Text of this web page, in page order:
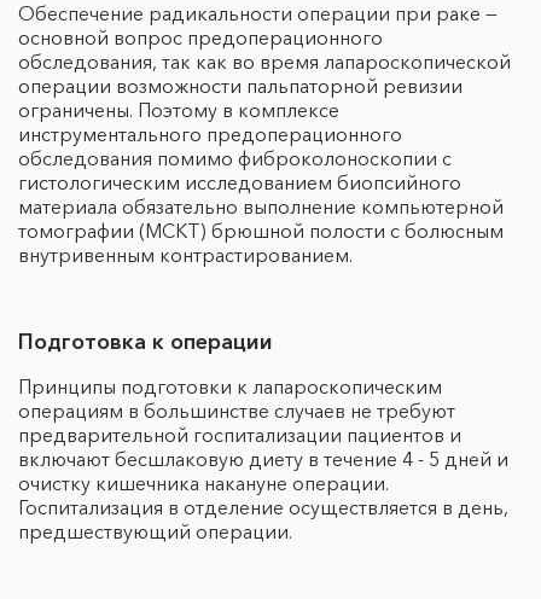
Обеспечение радикальности операции при раке —
основной вопрос предоперационного
обследования, так как во время лапароскопической
операции возможности пальпаторной ревизии
ограничены. Поэтому в комплексе
инструментального предоперационного
обследования помимо фиброколоноскопии с
гистологическим исследованием биопсийного
материала обязательно выполнение компьютерной
томографии (МСКТ) брюшной полости с болюсным
внутривенным контрастированием.
Подготовка к операции
Принципы подготовки к лапароскопическим
операциям в большинстве случаев не требуют
предварительной госпитализации пациентов и
включают бесшлаковую диету в течение 4 - 5 дней и
очистку кишечника накануне операции.
Госпитализация в отделение осуществляется в день,
предшествующий операции.